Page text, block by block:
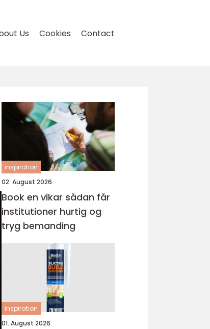
Us Cookies Contact
inspiration
02. August 2026
Book en vikar sådan får
institutioner hurtig og
tryg bemanding
inspiration
01. August 2026